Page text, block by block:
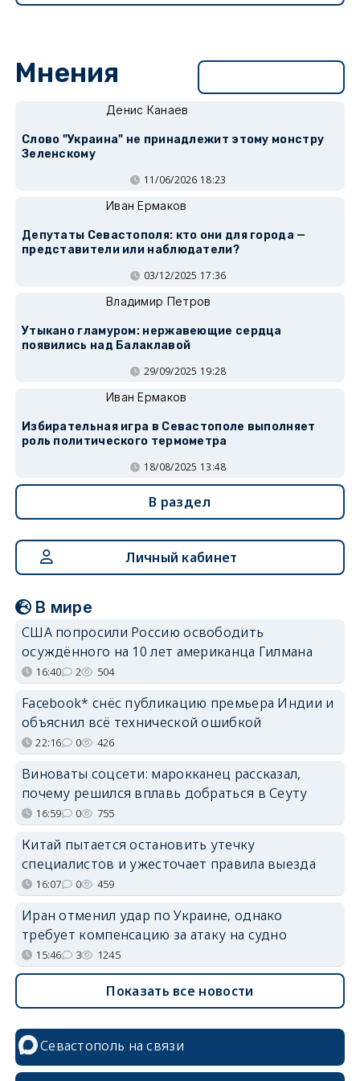
Мнения
Денис Канаев
Слово "Украина" не принадлежит этому монстру
Зеленскому
11/06/2026 18:23
Иван Ермаков
Депутаты Севастополя: кто они для города —
представители или наблюдатели?
03/12/2025 17:36
Владимир Петров
Утыкано гламуром: нержавеющие сердца
появились над Балаклавой
29/09/2025 19:28
Иван Ермаков
Избирательная игра в Севастополе выполняет
роль политического термометра
18/08/2025 13:48
В раздел
Личный кабинет
В мире
США попросили Россию освободить
осуждённого на 10 лет американца Гилмана
16:40 2 504
Facebook* снёс публикацию премьера Индии и
объяснил всё технической ошибкой
22:16 0 426
Виноваты соцсети: марокканец рассказал,
почему решился вплавь добраться в Сеуту
16:59 0 755
Китай пытается остановить утечку
специалистов и ужесточает правила выезда
16:07 0 459
Иран отменил удар по Украине, однако
требует компенсацию за атаку на судно
15:46 3 1245
Показать все новости
Севастополь на связи